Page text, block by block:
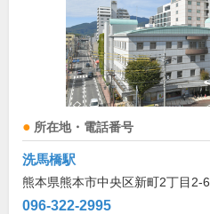
所在地・電話番号
洗馬橋駅
熊本県熊本市中央区新町2丁目2-6
096-322-2995